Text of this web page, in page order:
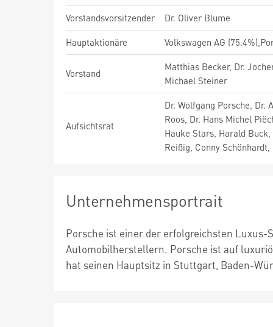
Vorstandsvorsitzender
Dr. Oliver Blume
Hauptaktionäre
Volkswagen AG
Vorstand
Matthias Becker, Dr.
Michael Steiner
Aufsichtsrat
Dr. Wolfgang Porsche,
Roos, Dr. Hans Michel
Hauke Stars, Harald
Reißig, Conny
Unternehmensportrait
Porsche ist einer der erfolgreichsten
Automobilherstellern. Porsche ist auf
hat seinen Hauptsitz in Stuttgart, Baden-